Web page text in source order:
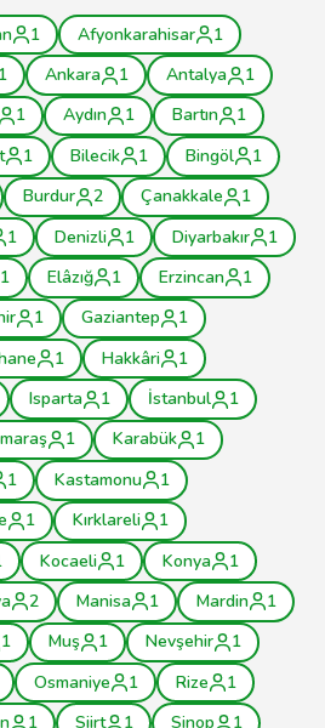
1 Afyonkarahisar
1
1 Ankara 1 Antalya
1
1 Aydın 1 Bartın
1
1 Bilecik 1 Bingöl
1
Burdur 2 Çanakkale
1
1 Denizli 1 Diyarbakır
1
1 Elâzığ 1 Erzincan
1
1 Gaziantep
1
1 Hakkâri
1
Isparta 1 İstanbul
1
1 Karabük
1
1 Kastamonu
1
1 Kırklareli
1
Kocaeli 1 Konya
1
2 Manisa 1 Mardin
1
1 Muş 1 Nevşehir
1
Osmaniye 1 Rize
1
1 Siirt 1 Sinop
1